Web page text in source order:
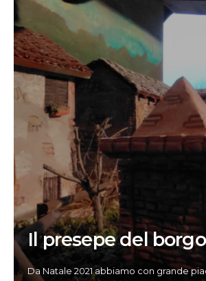
Il presepe del borgo
Da Natale 2021 abbiamo con grande